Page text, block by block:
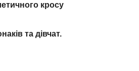
кросу
та дівчат.